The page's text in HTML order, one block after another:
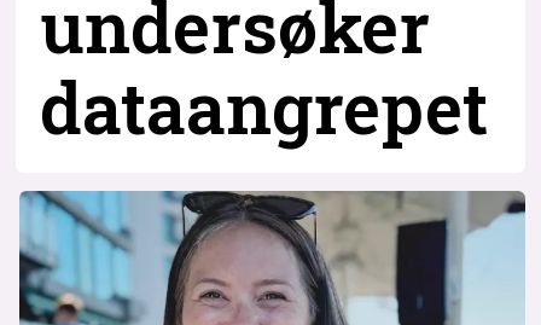
undersøker
dataangrepet